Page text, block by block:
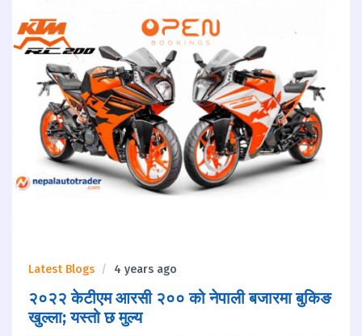
Latest Blogs 4 years ago
२०२२ केटीएम आरसी २०० को नेपाली बजारमा बुकिङ
खुल्ला; यस्तो छ मुल्य